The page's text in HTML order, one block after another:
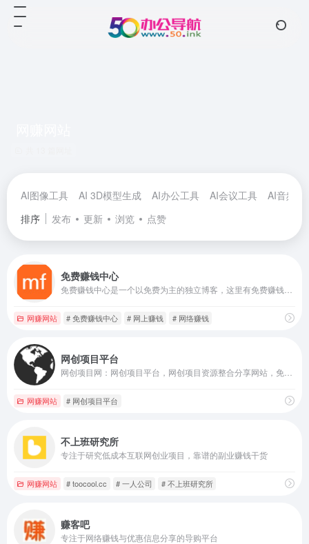
AI图像工具 AI 3D模型生成 AI办公工具 AI会议工具
AI音频工
排序
发布 更新 浏览 点赞
免费赚钱中心
网赚网站 # 免费赚钱中心 # 网上赚钱 # 网络赚钱
网创项目平台
网赚网站 # 网创项目平台
不上班研究所
专注于研究低成本互联网创业项目，靠谱的副业赚钱干货
网赚网站 # toocool.cc # 一人公司 # 不上班研究所
赚客吧
专注于网络赚钱与优惠信息分享的导购平台